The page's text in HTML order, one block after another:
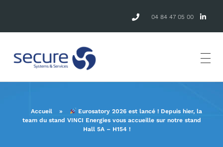
04 84 47 05 00
Accueil »
Eurosatory 2026 est lancé ! Depuis hier, la
team du stand VINCI Energies vous accueille sur notre stand
Hall 5A – H154 !